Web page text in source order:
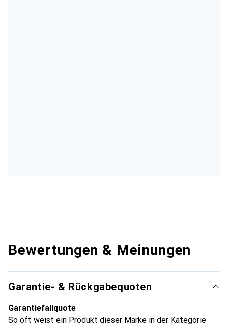
Bewertungen & Meinungen
Garantie- & Rückgabequoten
Garantiefallquote
So oft weist ein Produkt dieser Marke in der Kategorie